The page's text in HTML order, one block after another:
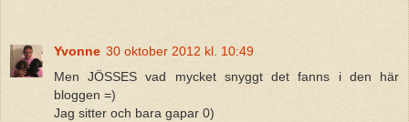
Yvonne 30 oktober 2012 kl. 10:49
Men JÖSSES vad mycket snyggt det fanns i den här
bloggen =)
Jag sitter och bara gapar 0)